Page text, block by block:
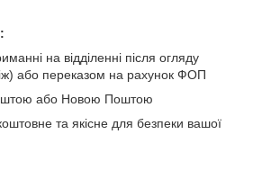
на відділенні після огляду
або переказом на рахунок ФОП
або Новою Поштою
та якісне для безпеки вашої